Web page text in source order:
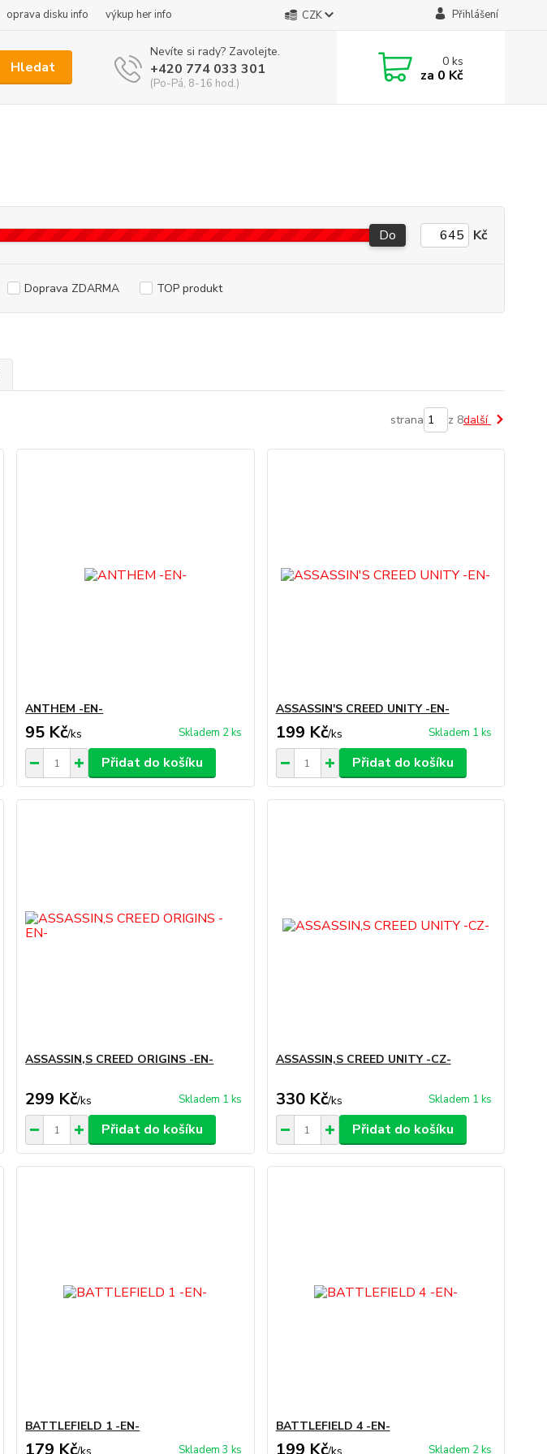
oprava disku info výkup her info CZK Přihlášení
Hledat
Nevíte si rady? Zavolejte.
+420 774 033 301
(Po-Pá, 8-16 hod.)
0ks
za 0 Kč
Do Kč
Doprava ZDARMA TOP produkt
strana z 8další
ANTHEM -EN-
95 Kč/ks Skladem 2 ks
Přidat do košíku
ASSASSIN'S CREED UNITY -EN-
199 Kč/ks Skladem 1 ks
Přidat do košíku
ASSASSIN,S CREED ORIGINS -EN-
299 Kč/ks Skladem 1 ks
Přidat do košíku
ASSASSIN,S CREED UNITY -CZ-
330 Kč/ks Skladem 1 ks
Přidat do košíku
BATTLEFIELD 1 -EN-
179 Kč Skladem 3 ks
BATTLEFIELD 4 -EN-
199 Kč Skladem 2 ks